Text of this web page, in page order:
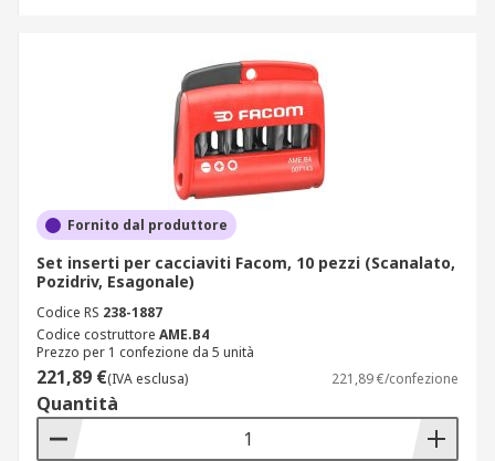
Fornito dal produttore
Set inserti per cacciaviti Facom, 10 pezzi (Scanalato,
Pozidriv, Esagonale)
Codice RS 238-1887
Codice costruttore AME.B4
Prezzo per 1 confezione da 5 unità
221,89 €(IVA esclusa) 221,89 €/confezione
Quantità